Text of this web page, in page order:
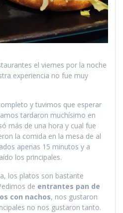
el viernes por la noche
experiencia no fue muy
y tuvimos que esperar
tardaron muchísimo en
más de una hora y cual fue
la comida en la mesa de al
apenas 15 minutos y a
los principales.
los platos son bastante
de entrantes pan de
con nachos, nos gustaron
no nos gustaron tanto.